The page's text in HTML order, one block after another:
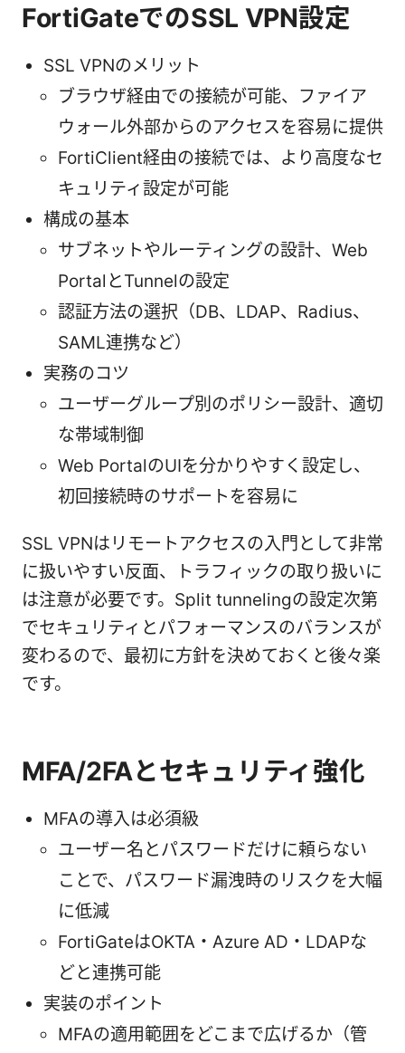
FortiGateでのSSL VPN設定
SSL VPNのメリット
ブラウザ経由での接続が可能、ファイア
ウォール外部からのアクセスを容易に提供
FortiClient経由の接続では、より高度なセ
キュリティ設定が可能
構成の基本
サブネットやルーティングの設計、Web
PortalとTunnelの設定
認証方法の選択（DB、LDAP、Radius、
SAML連携など）
実務のコツ
ユーザーグループ別のポリシー設計、適切
な帯域制御
Web PortalのUIを分かりやすく設定し、
初回接続時のサポートを容易に
SSL VPNはリモートアクセスの入門として非常
に扱いやすい反面、トラフィックの取り扱いに
は注意が必要です。Split tunnelingの設定次第
でセキュリティとパフォーマンスのバランスが
変わるので、最初に方針を決めておくと後々楽
です。
MFA/2FAとセキュリティ強化
MFAの導入は必須級
ユーザー名とパスワードだけに頼らない
ことで、パスワード漏洩時のリスクを大幅
に低減
FortiGateはOKTA・Azure AD・LDAPな
どと連携可能
実装のポイント
MFAの適用範囲をどこまで広げるか（管